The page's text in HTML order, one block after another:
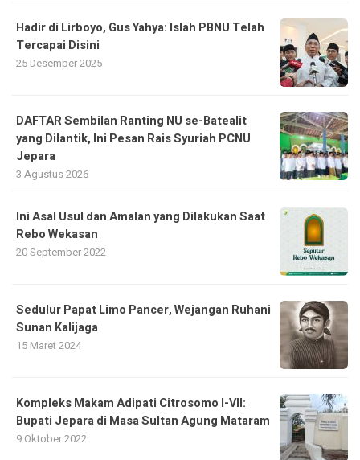
Hadir di Lirboyo, Gus Yahya: Islah PBNU Telah
Tercapai Disini
25 Desember 2025
DAFTAR Sembilan Ranting NU se-Batealit
yang Dilantik, Ini Pesan Rais Syuriah PCNU
Jepara
3 Agustus 2026
Ini Asal Usul dan Amalan yang Dilakukan Saat
Rebo Wekasan
20 September 2022
Sedulur Papat Limo Pancer, Wejangan Ruhani
Sunan Kalijaga
15 Maret 2024
Kompleks Makam Adipati Citrosomo I-VII:
Bupati Jepara di Masa Sultan Agung Mataram
9 Oktober 2022